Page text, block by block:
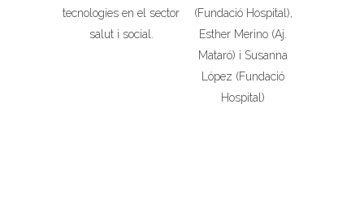
tecnologies en el sector
salut i social.
(Fundació Hospital),
Esther Merino (Aj.
Mataró) i Susanna
López (Fundació
Hospital)